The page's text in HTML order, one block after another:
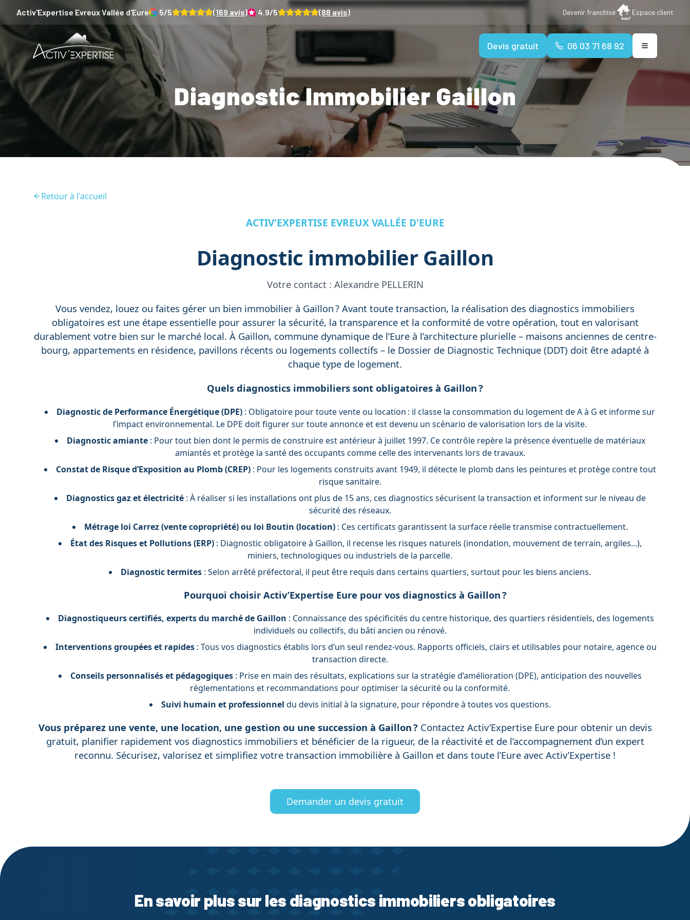
Activ'Expertise Evreux Vallée d'Eure 5/5 (169 avis) 4.9/5 (88 avis) Devenir franchisé Espace client
Devis gratuit 06 03 71 68 92
Diagnostic Immobilier Gaillon
Retour à l'accueil
ACTIV'EXPERTISE EVREUX VALLÉE D'EURE
Diagnostic immobilier Gaillon
Votre contact : Alexandre PELLERIN
Vous vendez, louez ou faites gérer un bien immobilier à Gaillon ? Avant toute transaction, la réalisation des diagnostics immobiliers
obligatoires est une étape essentielle pour assurer la sécurité, la transparence et la conformité de votre opération, tout en valorisant
durablement votre bien sur le marché local. À Gaillon, commune dynamique de l’Eure à l’architecture plurielle – maisons anciennes de centre-
bourg, appartements en résidence, pavillons récents ou logements collectifs – le Dossier de Diagnostic Technique (DDT) doit être adapté à
chaque type de logement.
Quels diagnostics immobiliers sont obligatoires à Gaillon ?
Diagnostic de Performance Énergétique (DPE) : Obligatoire pour toute vente ou location : il classe la consommation du logement de A à G et informe sur
l’impact environnemental. Le DPE doit figurer sur toute annonce et est devenu un scénario de valorisation lors de la visite.
Diagnostic amiante: Pour tout bien dont le permis de construire est antérieur à juillet 1997. Ce contrôle repère la présence éventuelle de matériaux
amiantés et protège la santé des occupants comme celle des intervenants lors de travaux.
Constat de Risque d’Exposition au Plomb (CREP): Pour les logements construits avant 1949, il détecte le plomb dans les peintures et protège contre tout
risque sanitaire.
Diagnostics gaz et électricité: À réaliser si les installations ont plus de 15 ans, ces diagnostics sécurisent la transaction et informent sur le niveau de
sécurité des réseaux.
Métrage loi Carrez (vente copropriété) ou loi Boutin (location): Ces certificats garantissent la surface réelle transmise contractuellement.
État des Risques et Pollutions (ERP): Diagnostic obligatoire à Gaillon, il recense les risques naturels (inondation, mouvement de terrain, argiles...),
miniers, technologiques ou industriels de la parcelle.
Diagnostic termites : Selon arrêté préfectoral, il peut être requis dans certains quartiers, surtout pour les biens anciens.
Pourquoi choisir Activ’Expertise Eure pour vos diagnostics à Gaillon ?
Diagnostiqueurs certifiés, experts du marché de Gaillon : Connaissance des spécificités du centre historique, des quartiers résidentiels, des logements
individuels ou collectifs, du bâti ancien ou rénové.
Interventions groupées et rapides: Tous vos diagnostics établis lors d’un seul rendez-vous. Rapports officiels, clairs et utilisables pour notaire, agence ou
transaction directe.
Conseils personnalisés et pédagogiques: Prise en main des résultats, explications sur la stratégie d’amélioration (DPE), anticipation des nouvelles
réglementations et recommandations pour optimiser la sécurité ou la conformité.
Suivi humain et professionnel du devis initial à la signature, pour répondre à toutes vos questions.
Vous préparez une vente, une location, une gestion ou une succession à Gaillon ?Contactez Activ’Expertise Eure pour obtenir un devis
gratuit, planifier rapidement vos diagnostics immobiliers et bénéficier de la rigueur, de la réactivité et de l’accompagnement d’un expert
reconnu. Sécurisez, valorisez et simplifiez votre transaction immobilière à Gaillon et dans toute l’Eure avec Activ’Expertise !
Demander un devis gratuit
En savoir plus sur les diagnostics immobiliers obligatoires